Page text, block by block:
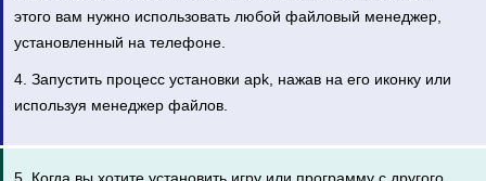
этого вам нужно использовать любой файловый менеджер,
установленный на телефоне.
4. Запустить процесс установки apk, нажав на его иконку или
используя менеджер файлов.